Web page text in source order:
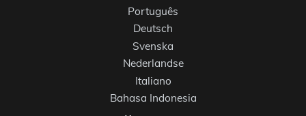
Português
Deutsch
Svenska
Nederlandse
Italiano
Bahasa Indonesia